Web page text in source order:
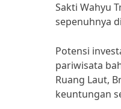
Sakti Wahyu
sepenuhnya
Potensi
pariwisata
Ruang Laut,
keuntungan